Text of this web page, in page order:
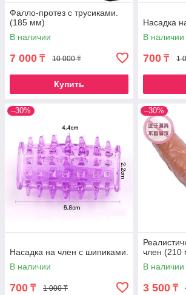
Фалло-протез с трусиками.
(185 мм)
В наличии
7 000 ₸ 10 000 ₸
Купить
Насадка
В наличии
700 ₸ 1
–30%
Насадка на член с шипиками.
В наличии
700 ₸ 1 000 ₸
–30%
член (210
В наличии
3 500 ₸